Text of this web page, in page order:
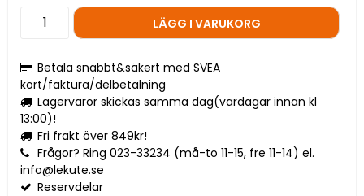
LÄGG I VARUKORG
Betala snabbt&säkert med SVEA
kort/faktura/delbetalning
Lagervaror skickas samma dag(vardagar innan kl
13:00)!
Fri frakt över 849kr!
Frågor? Ring 023-33234 (må-to 11-15, fre 11-14) el.
info@lekute.se
Reservdelar